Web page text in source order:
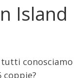
Island
tutti conosciamo
coppie?